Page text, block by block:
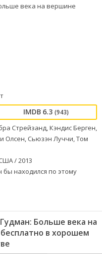
века на вершине
6.3 (943)
Стрейзанд, Кэндис Берген,
Олсен, Сьюзэн Луччи, Том
/ 2013
находился по этому
Больше века на
в хорошем